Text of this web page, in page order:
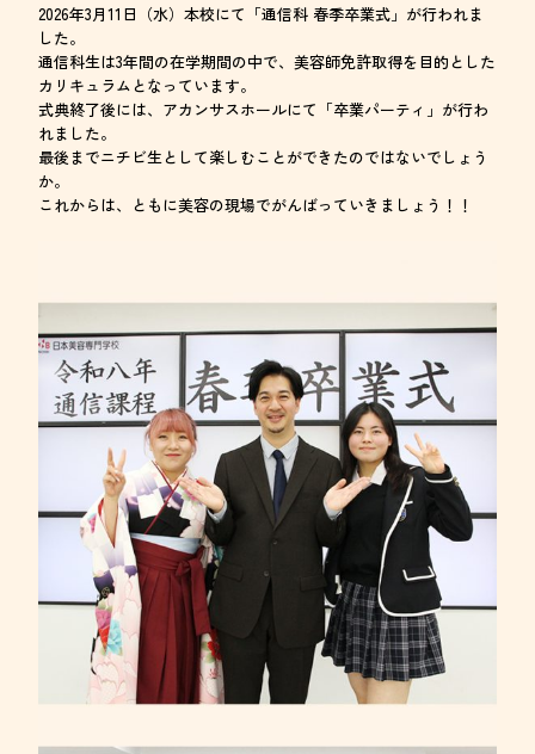
2026年3月11日（水）本校にて「通信科 春季卒業式」が行われま
した。
通信科生は3年間の在学期間の中で、美容師免許取得を目的とした
カリキュラムとなっています。
式典終了後には、アカンサスホールにて「卒業パーティ」が行わ
れました。
最後までニチビ生として楽しむことができたのではないでしょう
か。
これからは、ともに美容の現場でがんばっていきましょう！！